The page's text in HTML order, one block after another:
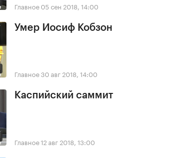
Главное 05 сен 2018, 14:00
Умер Иосиф Кобзон
Главное30 авг 2018, 14:00
Каспийский саммит
Главное12 авг 2018, 13:00